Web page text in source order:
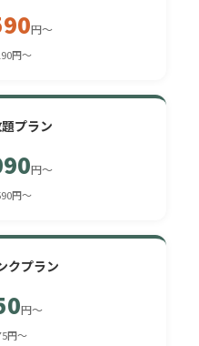
円〜
円〜
プラン
円〜
円〜
クプラン
円〜
円〜